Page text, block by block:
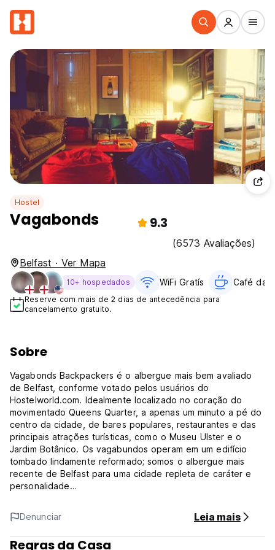
Hostel
Vagabonds 9.3
(6573 Avaliações)
Belfast · Ver Mapa
10+ hospedados WiFi Gratís Café da
Reserve com mais de 2 dias de antecedência para
cancelamento gratuito.
Sobre
Vagabonds Backpackers é o albergue mais bem avaliado
de Belfast, conforme votado pelos usuários do
Hostelworld.com. Idealmente localizado no coração do
movimentado Queens Quarter, a apenas um minuto a pé do
centro da cidade, de bares populares, restaurantes e das
principais atrações turísticas, como o Museu Ulster e o
Jardim Botânico. Os vagabundos operam em um edifício
tombado lindamente reformado; somos o albergue mais
recente de Belfast para uma cidade repleta de caráter e
personalidade
Check-in: 13h00 - 21h00
Check-out: a qualquer momento até às 11h
Por favor, note que não aceitamos reservas de despedidas
Denunciar Leia mais
Regras da Casa